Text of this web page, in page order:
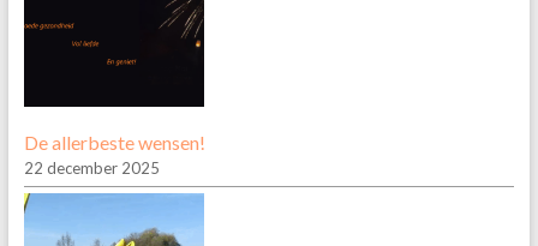
De allerbeste wensen!
22 december 2025